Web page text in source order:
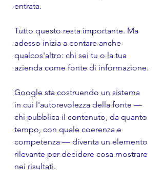
entrata.
Tutto questo resta importante. Ma
adesso inizia a contare anche
qualcos'altro: chi sei tu o la tua
azienda come fonte di informazione.
Google sta costruendo un sistema
in cui l'autorevolezza della fonte —
chi pubblica il contenuto, da quanto
tempo, con quale coerenza e
competenza — diventa un elemento
rilevante per decidere cosa mostrare
nei risultati.